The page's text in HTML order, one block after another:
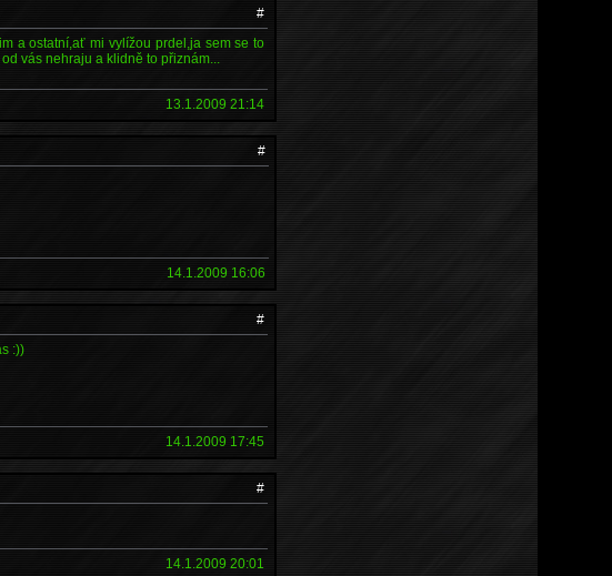
#
a ostatní,ať mi vylížou prdel,ja sem se to
vás nehraju a klidně to přiznám...
13.1.2009 21:14
#
14.1.2009 16:06
#
:))
14.1.2009 17:45
#
14.1.2009 20:01